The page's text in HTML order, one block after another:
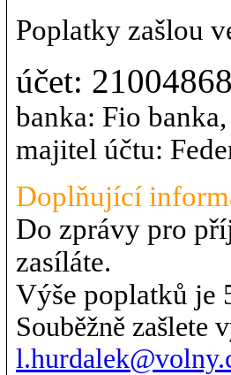
Poplatky zašlou
účet:
banka: Fio banka,
majitel účtu:
Doplňující
Do zprávy pro
zasíláte.
Výše poplatků je
Souběžně zašlete